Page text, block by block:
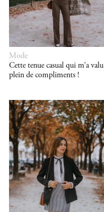
Mode
Cette tenue casual qui m’a valu
plein de compliments !